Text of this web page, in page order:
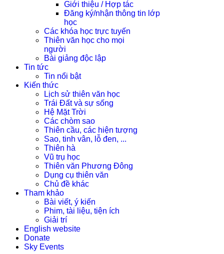
Giới thiệu / Hợp tác
Đăng ký/nhận thông tin lớp
học
Các khóa học trực tuyến
Thiên văn học cho mọi
người
Bài giảng độc lập
Tin tức
Tin nổi bật
Kiến thức
Lịch sử thiên văn học
Trái Đất và sự sống
Hệ Mặt Trời
Các chòm sao
Thiên cầu, các hiện tượng
Sao, tinh vân, lỗ đen, ...
Thiên hà
Vũ trụ học
Thiên văn Phương Đông
Dụng cụ thiên văn
Chủ đề khác
Tham khảo
Bài viết, ý kiến
Phim, tài liệu, tiện ích
Giải trí
English website
Donate
Sky Events